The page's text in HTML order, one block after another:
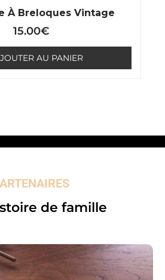
À Breloques Vintage
15.00€
AU PANIER
de famille